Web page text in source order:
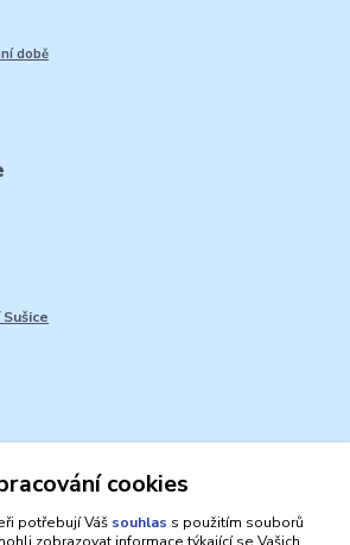
době
cookies
potřebují Váš souhlas s použitím souborů
zobrazovat informace týkající se Vašich